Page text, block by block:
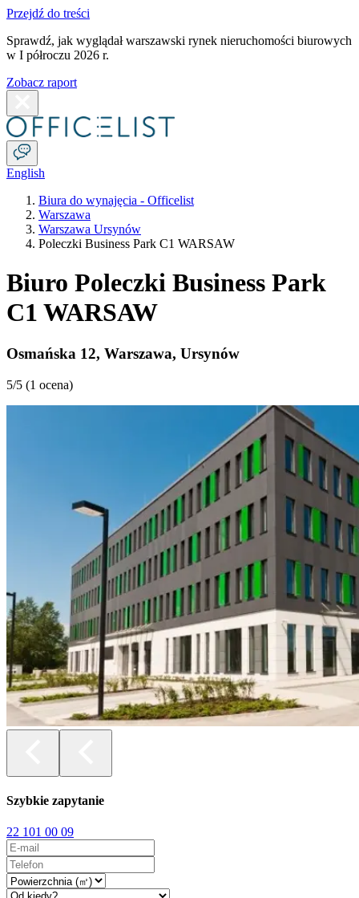
Przejdź do treści
Sprawdź, jak wyglądał warszawski rynek nieruchomości biurowych
w I półroczu 2026 r.
Zobacz raport
English
Biura do wynajęcia - Officelist
Warszawa
Warszawa Ursynów
Poleczki Business Park C1 WARSAW
Biuro Poleczki Business Park
C1 WARSAW
Osmańska 12, Warszawa, Ursynów
5/5 (1 ocena)
Szybkie zapytanie
22 101 00 09